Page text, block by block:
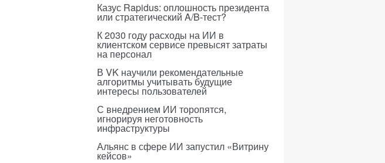
Казус Rapidus: оплошность президента
или стратегический A/B-тест?
К 2030 году расходы на ИИ в
клиентском сервисе превысят затраты
на персонал
В VK научили рекомендательные
алгоритмы учитывать будущие
интересы пользователей
С внедрением ИИ торопятся,
игнорируя неготовность
инфраструктуры
Альянс в сфере ИИ запустил «Витрину
кейсов»